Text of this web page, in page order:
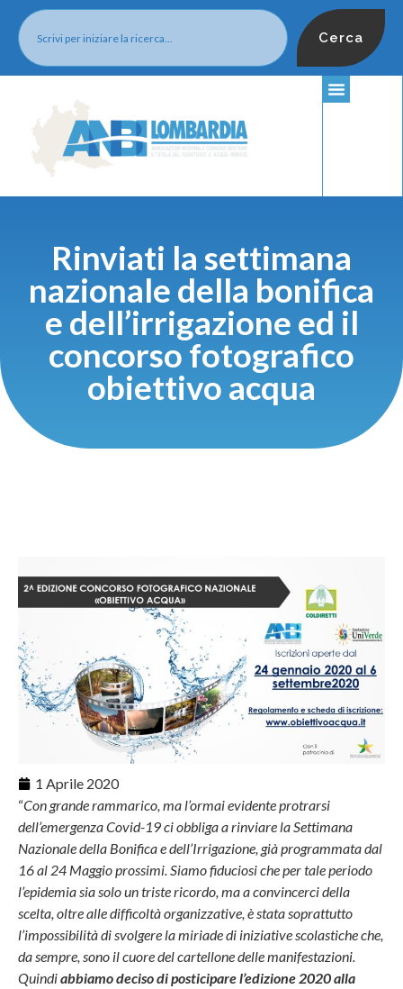
Cerca
Rinviati la settimana
nazionale della bonifica
e dell’irrigazione ed il
concorso fotografico
obiettivo acqua
1 Aprile 2020
“Con grande rammarico, ma l’ormai evidente protrarsi
dell’emergenza Covid-19 ci obbliga a rinviare la Settimana
Nazionale della Bonifica e dell’Irrigazione, già programmata dal
16 al 24 Maggio prossimi. Siamo fiduciosi che per tale periodo
l’epidemia sia solo un triste ricordo, ma a convincerci della
scelta, oltre alle difficoltà organizzative, è stata soprattutto
l’impossibilità di svolgere la miriade di iniziative scolastiche che,
da sempre, sono il cuore del cartellone delle manifestazioni.
Quindiabbiamo deciso di posticipare l’edizione 2020 alla